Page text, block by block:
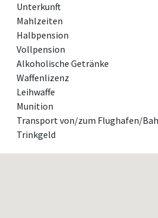
Unterkunft
Mahlzeiten
Halbpension
Vollpension
Alkoholische Getränke
Waffenlizenz
Leihwaffe
Munition
Transport von/zum Flughafen/
Trinkgeld